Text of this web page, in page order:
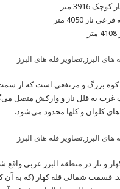
کوچک 3916 متر
ناز 4050 متر
کوه بزرگ و مرتفعی است که از
به قلل ناز و وارکش متصل
کلوان و کلها محدود می‌شود.
و ناز در منطقه‌ البرز غربی‌
قسمت شمالی قله کهار (که به آن